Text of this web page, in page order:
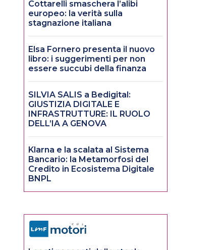
Cottarelli smaschera l’alibi
europeo: la verità sulla
stagnazione italiana
Elsa Fornero presenta il nuovo
libro: i suggerimenti per non
essere succubi della finanza
SILVIA SALIS a Bedigital:
GIUSTIZIA DIGITALE E
INFRASTRUTTURE: IL RUOLO
DELL’IA A GENOVA
Klarna e la scalata al Sistema
Bancario: la Metamorfosi del
Credito in Ecosistema Digitale
BNPL